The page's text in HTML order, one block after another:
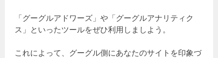
「グーグルアドワーズ」や「グーグルアナリティク
ス」といったツールをぜひ利用しましよう。
これによって、グーグル側にあなたのサイトを印象づ